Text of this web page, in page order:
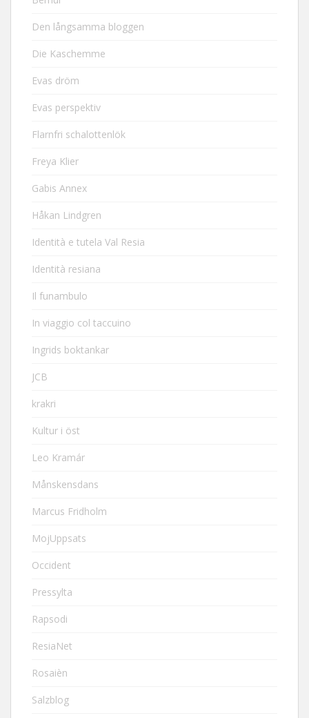
Den långsamma bloggen
Die Kaschemme
Evas dröm
Evas perspektiv
Flarnfri schalottenlök
Freya Klier
Gabis Annex
Håkan Lindgren
Identità e tutela Val Resia
Identità resiana
Il funambulo
In viaggio col taccuino
Ingrids boktankar
JCB
krakri
Kultur i öst
Leo Kramár
Månskensdans
Marcus Fridholm
MojUppsats
Occident
Pressylta
Rapsodi
ResiaNet
Rosaièn
Salzblog